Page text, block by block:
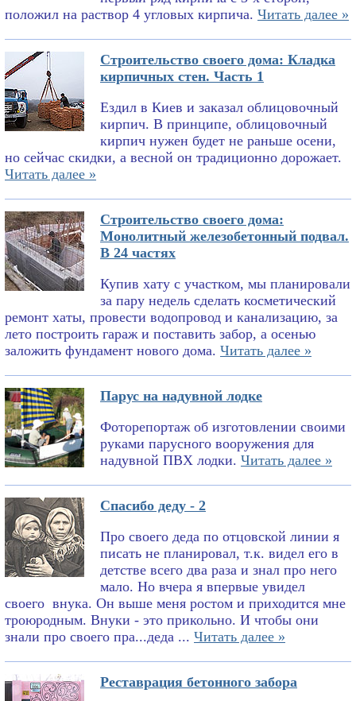
положил на раствор 4 угловых кирпича. Читать далее »
Строительство своего дома: Кладка
кирпичных стен. Часть 1
Ездил в Киев и заказал облицовочный
кирпич. В принципе, облицовочный
кирпич нужен будет не раньше осени,
но сейчас скидки, а весной он традиционно дорожает.
Читать далее »
Строительство своего дома:
Монолитный железобетонный подвал.
В 24 частях
Купив хату с участком, мы планировали
за пару недель сделать косметический
ремонт хаты, провести водопровод и канализацию, за
лето построить гараж и поставить забор, а осенью
заложить фундамент нового дома. Читать далее »
Парус на надувной лодке
Фоторепортаж об изготовлении своими
руками парусного вооружения для
надувной ПВХ лодки. Читать далее »
Спасибо деду - 2
Про своего деда по отцовской линии я
писать не планировал, т.к. видел его в
детстве всего два раза и знал про него
мало. Но вчера я впервые увидел
своего внука. Он выше меня ростом и приходится мне
троюродным. Внуки - это прикольно. И чтобы они
знали про своего пра...деда ... Читать далее »
Реставрация бетонного забора